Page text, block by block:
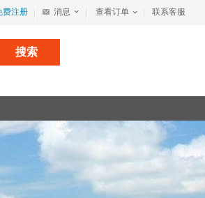
费注册 消息 查看订单 联系客服
搜索